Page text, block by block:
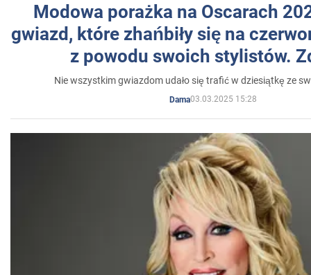
Modowa porażka na Oscarach
gwiazd, które zhańbiły się na
z powodu swoich stylistów.
Nie wszystkim gwiazdom udało się trafić w dziesiątkę ze
Dama03.03.2025 15:28